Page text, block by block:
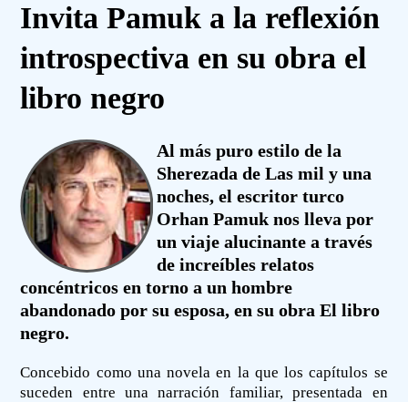
Invita Pamuk a la reflexión
introspectiva en su obra el
libro negro
Al más puro estilo de la
Sherezada de Las mil y una
noches, el escritor turco
Orhan Pamuk nos lleva por
un viaje alucinante a través
de increíbles relatos
concéntricos en torno a un hombre
abandonado por su esposa, en su obra El libro
negro.
Concebido como una novela en la que los capítulos se
suceden entre una narración familiar, presentada en